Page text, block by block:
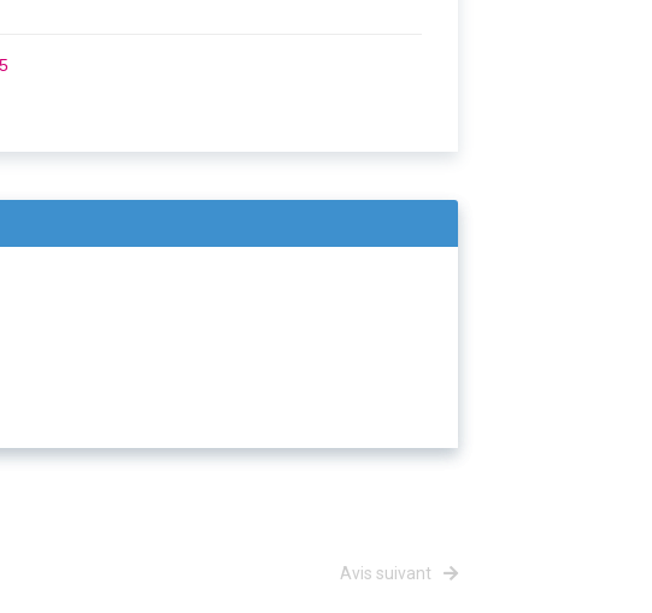
Avis suivant